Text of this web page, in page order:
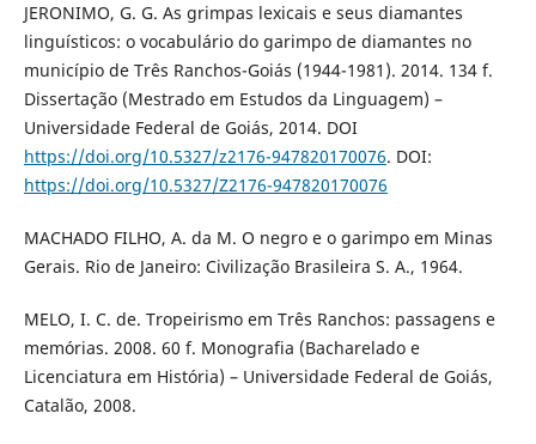
JERONIMO, G. G. As grimpas lexicais e seus diamantes
linguísticos: o vocabulário do garimpo de diamantes no
município de Três Ranchos-Goiás (1944-1981). 2014. 134 f.
Dissertação (Mestrado em Estudos da Linguagem) –
Universidade Federal de Goiás, 2014. DOI
https://doi.org/10.5327/z2176-947820170076. DOI:
https://doi.org/10.5327/Z2176-947820170076
MACHADO FILHO, A. da M. O negro e o garimpo em Minas
Gerais. Rio de Janeiro: Civilização Brasileira S. A., 1964.
MELO, I. C. de. Tropeirismo em Três Ranchos: passagens e
memórias. 2008. 60 f. Monografia (Bacharelado e
Licenciatura em História) – Universidade Federal de Goiás,
Catalão, 2008.